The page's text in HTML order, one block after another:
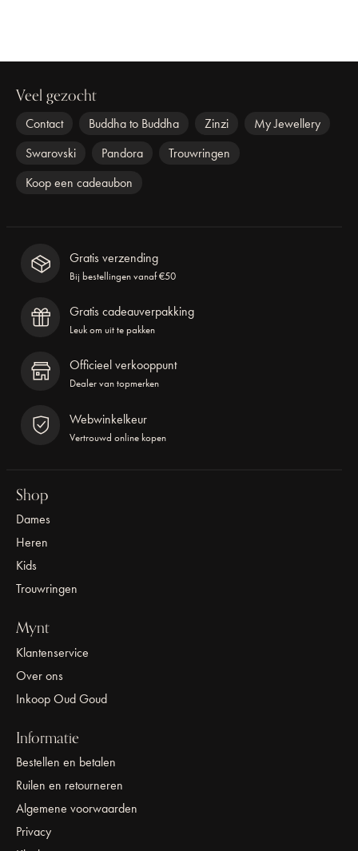
Veel gezocht
Contact Buddha to Buddha Zinzi
My Jewellery
Swarovski
Pandora
Trouwringen
Koop een cadeaubon
Gratis verzending
Bij bestellingen vanaf €50
Gratis cadeauverpakking
Leuk om uit te pakken
Officieel verkooppunt
Dealer van topmerken
Webwinkelkeur
Vertrouwd online kopen
Shop
Dames
Heren
Kids
Trouwringen
Mynt
Klantenservice
Over ons
Inkoop Oud Goud
Informatie
Bestellen en betalen
Ruilen en retourneren
Algemene voorwaarden
Privacy